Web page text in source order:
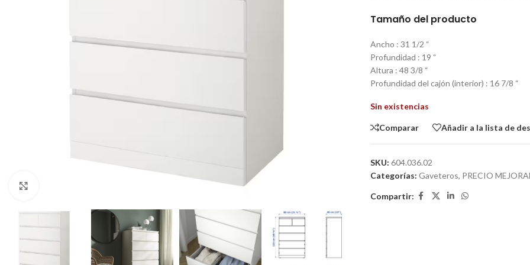
Tamaño del producto
Ancho : 31 1/2 “
Profundidad : 19 “
Altura : 48 3/8 “
Profundidad del cajón (interior) : 16 7/8 “
Sin existencias
Comparar Añadir a la lista de
SKU: 604.036.02
Categorías: Gaveteros, PRECIO
Compartir: